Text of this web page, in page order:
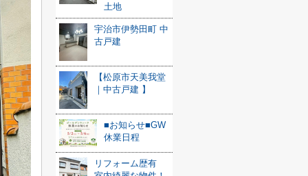
土地
宇治市伊勢田町 中
古戸建
【松原市天美我堂
｜中古戸建 】
■お知らせ■GW
休業日程
リフォーム歴有